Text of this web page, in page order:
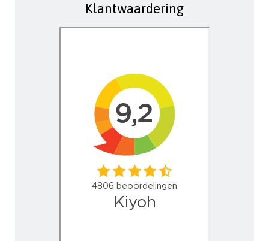
Klantwaardering